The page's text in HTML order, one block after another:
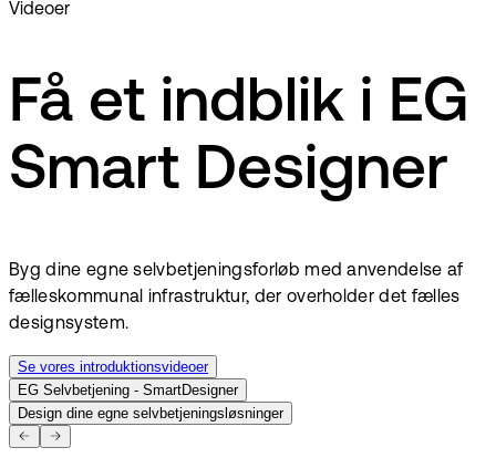
Videoer
Få et indblik i EG
Smart Designer
Byg dine egne selvbetjeningsforløb med anvendelse af
fælleskommunal infrastruktur, der overholder det fælles
designsystem.
Se vores introduktionsvideoer
EG Selvbetjening - SmartDesigner
Design dine egne selvbetjeningsløsninger